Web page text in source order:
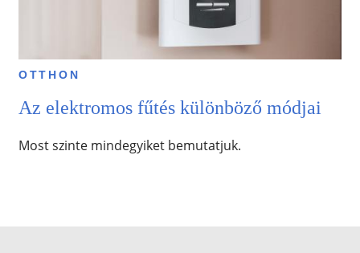
OTTHON
Az elektromos fűtés különböző módjai
Most szinte mindegyiket bemutatjuk.